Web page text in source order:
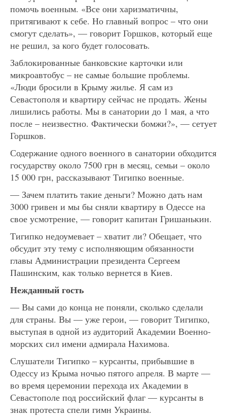
помочь военным. «Все они харизматичны,
притягивают к себе. Но главный вопрос – что они
смогут сделать», — говорит Горшков, который еще
не решил, за кого будет голосовать.
Заблокированные банковские карточки или
микроавтобус – не самые большие проблемы.
«Люди бросили в Крыму жилье. Я сам из
Севастополя и квартиру сейчас не продать. Жены
лишились работы. Мы в санатории до 1 мая, а что
после – неизвестно. Фактически бомжи?», — сетует
Горшков.
Содержание одного военного в санатории обходится
государству около 7500 грн в месяц, семьи – около
15 000 грн, рассказывают Тигипко военные.
— Зачем платить такие деньги? Можно дать нам
3000 гривен и мы бы сняли квартиру в Одессе на
свое усмотрение, — говорит капитан Гришанькин.
Тигипко недоумевает – хватит ли? Обещает, что
обсудит эту тему с исполняющим обязанности
главы Администрации президента Сергеем
Пашинским, как только вернется в Киев.
Нежданный гость
— Вы сами до конца не поняли, сколько сделали
для страны. Вы — уже герои, — говорит Тигипко,
выступая в одной из аудиторий Академии Военно-
морских сил имени адмирала Нахимова.
Слушатели Тигипко – курсанты, прибывшие в
Одессу из Крыма ночью пятого апреля. В марте —
во время церемонии перехода их Академии в
Севастополе под российский флаг — курсанты в
знак протеста спели гимн Украины.